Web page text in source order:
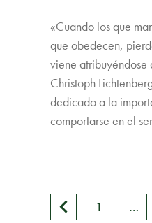
«Cuando los que
que obedecen,
viene
Christoph
dedicado a la
comportarse en el
1 …